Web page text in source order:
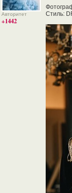
Авторитет
+1442
Стиль: